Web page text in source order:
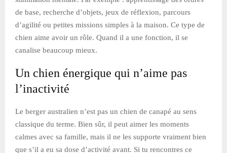
de base, recherche d’objets, jeux de réflexion, parcours
d’agilité ou petites missions simples à la maison. Ce type de
chien aime avoir un rôle. Quand il a une fonction, il se
canalise beaucoup mieux.
Un chien énergique qui n’aime pas
l’inactivité
Le berger australien n’est pas un chien de canapé au sens
classique du terme. Bien sûr, il peut aimer les moments
calmes avec sa famille, mais il ne les supporte vraiment bien
que s’il a eu sa dose d’activité avant. Si tu rencontres ce